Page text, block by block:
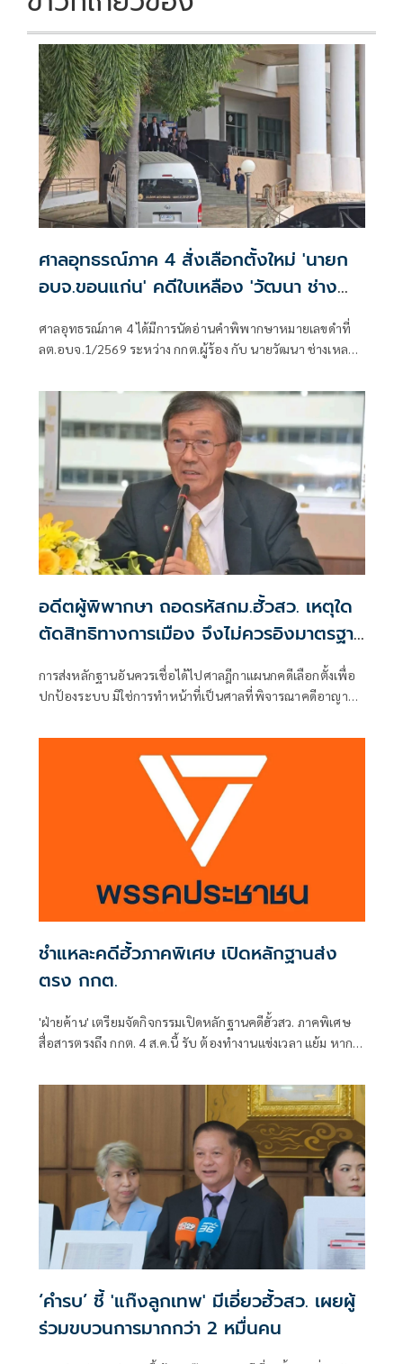
ศาลอุทธรณ์ภาค 4 สั่งเลือกตั้งใหม่ 'นายก
อบจ.ขอนแก่น' คดีใบเหลือง 'วัฒนา ช่าง
ศาลอุทธรณ์ภาค 4 ได้มีการนัดอ่านคำพิพากษาหมายเลขดำที่
ลต.อบจ.1/2569 ระหว่าง กกต.ผู้ร้อง กับ นายวัฒนา ช่างเหลา
บริหารท้องถิ่น (ขอให้มีการเลือกตั้ง นายก อบจ.ใหม่)
อดีตผู้พิพากษา ถอดรหัสกม.ฮั้วสว. เหตุใด
ตัดสิทธิทางการเมือง จึงไม่ควรอิงมาตรฐาน
เดียวกับคดีอาญา
การส่งหลักฐานอันควรเชื่อได้ไปศาลฎีกาแผนกคดีเลือกตั้งเพื่อ
ปกป้องระบบ มิใช่การทำหน้าที่เป็นศาลที่พิจารณาคดีอาญา
ชำแหละคดีฮั้วภาคพิเศษ เปิดหลักฐานส่ง
ตรง กกต.
'ฝ่ายค้าน' เตรียมจัดกิจกรรมเปิดหลักฐานคดีฮั้วสว. ภาคพิเศษ
สื่อสารตรงถึง กกต. 4 ส.ค.นี้ รับ ต้องทำงานแข่งเวลา แย้ม หาก
การปฏิบัติหน้าที่หรือไม่
‘คำรบ’ ชี้ 'แก๊งลูกเทพ' มีเอี่ยวฮั้วสว. เผยผู้
ร่วมขบวนการมากกว่า 2 หมื่นคน